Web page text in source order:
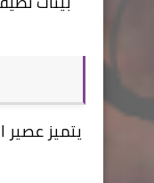
يتميز